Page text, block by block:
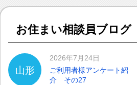
が完全無料の理由
リット
老人ホームの種類が複雑
い・・
どんな人が入居している
お住まい相談員ブログ
山形
2026年7月24日
ご利用者様アンケート紹
介 その27